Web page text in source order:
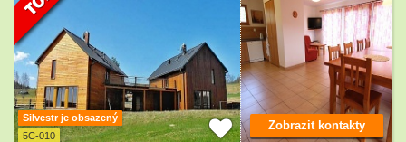
Silvestr je obsazený
5C-010
Zobrazit kontakty